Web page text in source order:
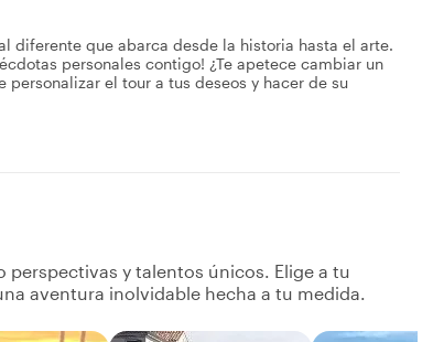
diferente que abarca desde la historia hasta el arte.
personales contigo! ¿Te apetece cambiar un
el tour a tus deseos y hacer de su
perspectivas y talentos únicos. Elige a tu
aventura inolvidable hecha a tu medida.